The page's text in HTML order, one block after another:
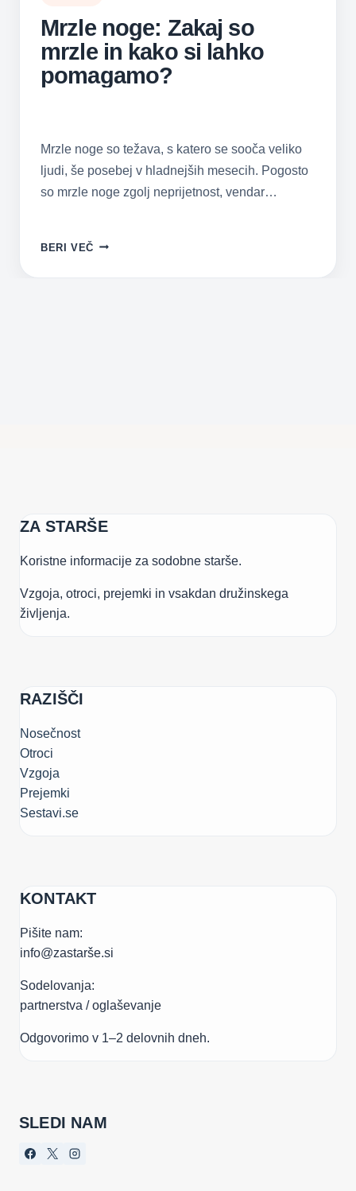
Mrzle noge: Zakaj so
mrzle in kako si lahko
pomagamo?
Mrzle noge so težava, s katero se sooča veliko
ljudi, še posebej v hladnejših mesecih. Pogosto
so mrzle noge zgolj neprijetnost, vendar…
BERI VEČ MRZLE
ZAKAJ
ZA STARŠE
Koristne informacije za sodobne starše.
Vzgoja, otroci, prejemki in vsakdan družinskega
življenja.
RAZIŠČI
Nosečnost
Otroci
Vzgoja
Prejemki
Sestavi.se
KONTAKT
Pišite nam:
info@zastarše.si
Sodelovanja:
partnerstva / oglaševanje
Odgovorimo v 1–2 delovnih dneh.
SLEDI NAM